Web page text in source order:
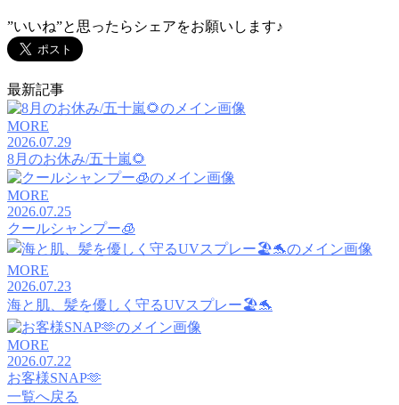
”いいね”と思ったらシェアをお願いします♪
最新記事
MORE
2026.07.29
8月のお休み/五十嵐🌻
MORE
2026.07.25
クールシャンプー🧊
MORE
2026.07.23
海と肌、髪を優しく守るUVスプレー🏖️🐬
MORE
2026.07.22
お客様SNAP🫶
一覧へ戻る